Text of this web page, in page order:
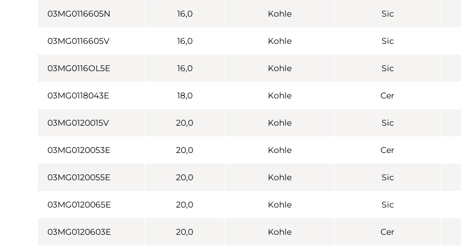
03MG0116605N 16,0 Kohle Sic
03MG0116605V 16,0 Kohle Sic
03MG0116OL5E 16,0 Kohle Sic
03MG0118043E 18,0 Kohle Cer
03MG0120015V 20,0 Kohle Sic
03MG0120053E 20,0 Kohle Cer
03MG0120055E 20,0 Kohle Sic
03MG0120065E 20,0 Kohle Sic
03MG0120603E 20,0 Kohle Cer